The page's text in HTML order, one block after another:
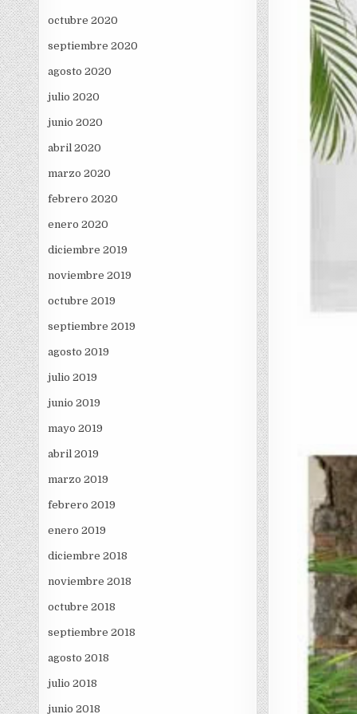
octubre 2020
septiembre 2020
agosto 2020
julio 2020
junio 2020
abril 2020
marzo 2020
febrero 2020
enero 2020
diciembre 2019
noviembre 2019
octubre 2019
septiembre 2019
agosto 2019
julio 2019
junio 2019
mayo 2019
abril 2019
marzo 2019
febrero 2019
enero 2019
diciembre 2018
noviembre 2018
octubre 2018
septiembre 2018
agosto 2018
julio 2018
junio 2018